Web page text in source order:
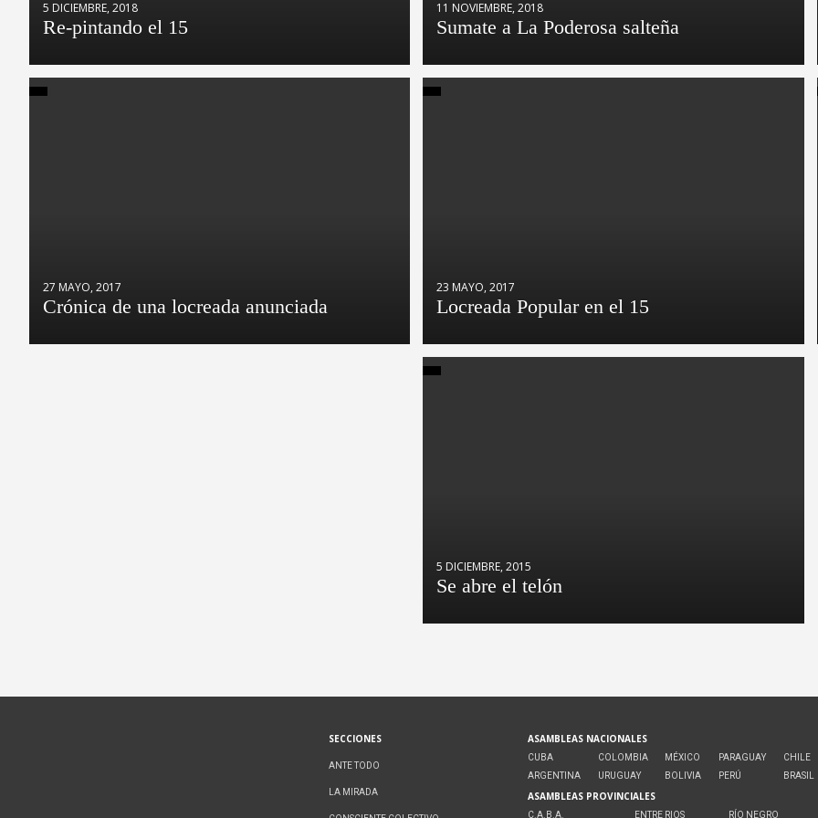
5 DICIEMBRE, 2018
Re-pintando el 15
11 NOVIEMBRE, 2018
Sumate a La Poderosa salteña
27 MAYO, 2017
Crónica de una locreada anunciada
23 MAYO, 2017
Locreada Popular en el 15
5 DICIEMBRE, 2015
Se abre el telón
SECCIONES
ANTE TODO
LA MIRADA
ASAMBLEAS NACIONALES
CUBA
ARGENTINA
COLOMBIA
URUGUAY
MÉXICO
BOLIVIA
PARAGUAY
PERÚ
CHILE
BRASIL
ASAMBLEAS PROVINCIALES
C.A.B.A. ENTRE RIOS RÍO NEGRO